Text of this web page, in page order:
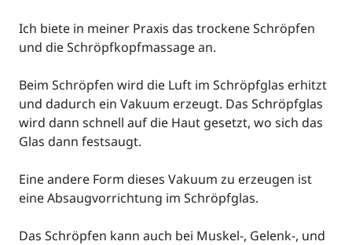
Ich biete in meiner Praxis das trockene Schröpfen
und die Schröpfkopfmassage an.
Beim Schröpfen wird die Luft im Schröpfglas erhitzt
und dadurch ein Vakuum erzeugt. Das Schröpfglas
wird dann schnell auf die Haut gesetzt, wo sich das
Glas dann festsaugt.
Eine andere Form dieses Vakuum zu erzeugen ist
eine Absaugvorrichtung im Schröpfglas.
Das Schröpfen kann auch bei Muskel-, Gelenk-, und